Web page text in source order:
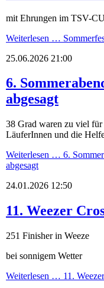
mit Ehrungen im TSV-
Weiterlesen …
25.06.2026 21:00
6.
abgesagt
38 Grad waren zu viel für
LäuferInnen und die
Weiterlesen … 6.
abgesagt
24.01.2026 12:50
11. Weezer
251 Finisher in Weeze
bei sonnigem Wetter
Weiterlesen … 11.